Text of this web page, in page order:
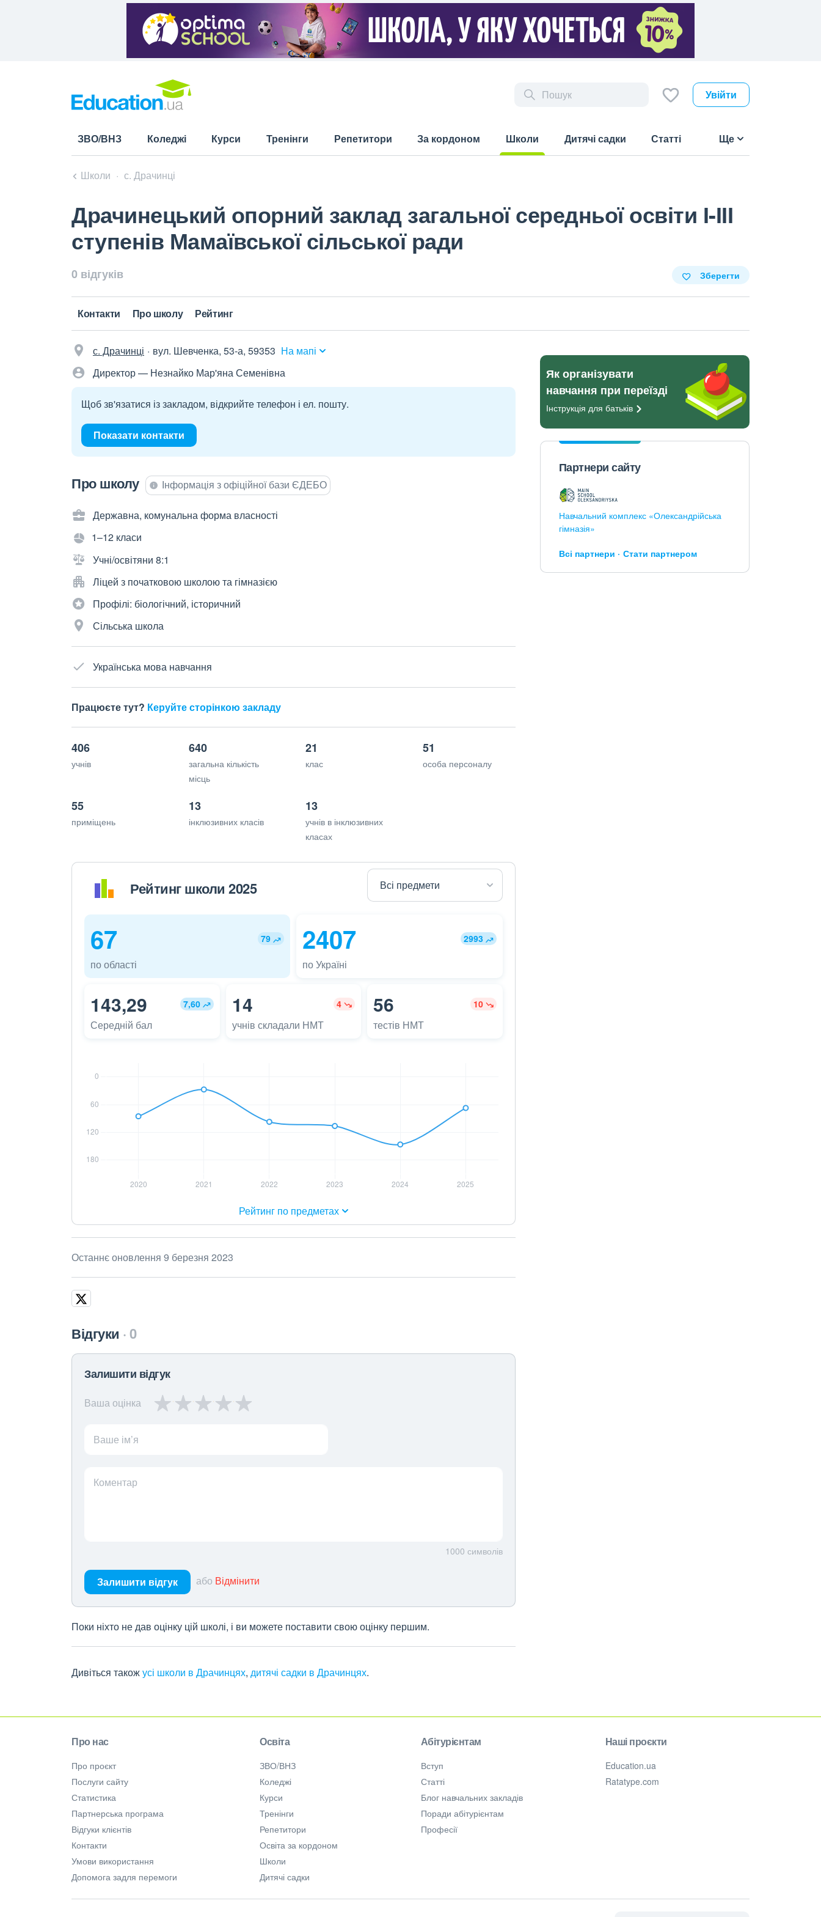
Увійти
ЗВО/ВНЗ Коледжі Курси Тренінги Репетитори За кордоном
Школи
Дитячі садки Статті Ще
Школи с. Драчинці
Драчинецький опорний заклад загальної середньої освіти І-ІІІ
ступенів Мамаївської сільської ради
0 відгуків Зберегти
Контакти Про школу Рейтинг
с. Драчинці вул. Шевченка, 53-а, 59353 На мапі
Директор — Незнайко Мар'яна Семенівна
Щоб зв'язатися із закладом, відкрийте телефон і ел. пошту.
Показати контакти
Про школу Інформація з офіційної бази ЄДЕБО
Державна, комунальна форма власності
1–12 класи
Учні/освітяни 8:1
Ліцей з початковою школою та гімназією
Профілі: біологічний, історичний
Сільська школа
Українська мова навчання
Працюєте тут? Керуйте сторінкою закладу
406
учнів
640
загальна кількість
місць
21
клас
51
особа персоналу
55
приміщень
13
інклюзивних класів
13
учнів в інклюзивних
класах
Рейтинг школи 2025
67 79
по області
2407 2993
по Україні
143,29 7,60
Середній бал
14 4
учнів складали НМТ
56 10
тестів НМТ
Рейтинг по предметах
Останнє оновлення 9 березня 2023
Відгуки 0
Залишити відгук
Ваша оцінка
Ваше ім’я
Коментар
1000 символів
Залишити відгук або Відмінити
Поки ніхто не дав оцінку цій школі, і ви можете поставити свою оцінку першим.
Дивіться такожусі школи в Драчинцях, дитячі садки в Драчинцях.
Як організувати
навчання при переїзді
Інструкція для батьків
Партнери сайту
Навчальний комплекс «Олександрійська
гімназія»
Всі партнери Стати партнером
Про нас
Про проєкт
Послуги сайту
Статистика
Партнерська програма
Відгуки клієнтів
Контакти
Умови використання
Допомога задля перемоги
Освіта
ЗВО/ВНЗ
Коледжі
Курси
Тренінги
Репетитори
Освіта за кордоном
Школи
Дитячі садки
Абітурієнтам
Вступ
Статті
Блог навчальних закладів
Поради абітурієнтам
Професії
Наші проєкти
Education.ua
Ratatype.com